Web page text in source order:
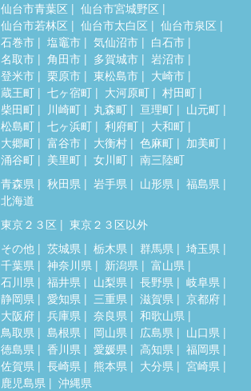
仙台市青葉区
仙台市宮城野区
仙台市若林区
仙台市太白区
仙台市泉区
石巻市
塩竈市 気仙沼市
白石市
名取市
角田市 多賀城市
岩沼市
登米市
栗原市 東松島市
大崎市
蔵王町
七ヶ宿町 大河原町
村田町
柴田町
川崎町 丸森町 亘理町
山元町
松島町
七ヶ浜町 利府町
大和町
大郷町
富谷市 大衡村 色麻町
加美町
涌谷町
美里町 女川町
南三陸町
青森県 秋田県 岩手県 山形県
福島県
北海道
東京２３区 東京２３区以外
その他 茨城県 栃木県 群馬県
埼玉県
千葉県
神奈川県 新潟県
富山県
石川県
福井県 山梨県 長野県
岐阜県
静岡県
愛知県 三重県 滋賀県
京都府
大阪府
兵庫県 奈良県
和歌山県
鳥取県
島根県 岡山県 広島県
山口県
徳島県
香川県 愛媛県 高知県
福岡県
佐賀県
長崎県 熊本県 大分県
宮崎県
鹿児島県
沖縄県